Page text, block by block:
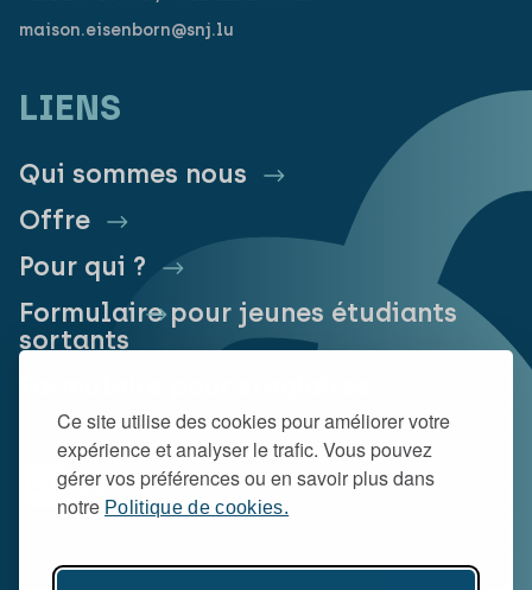
Ce site utilise des cookies pour améliorer votre
expérience et analyser le trafic. Vous pouvez
gérer vos préférences ou en savoir plus dans
notre Politique de cookies.
maison.eisenborn@snj.lu
LIENS
Qui sommes nous
Offre
Pour qui ?
Formulaire pour jeunes étudiants
sortants